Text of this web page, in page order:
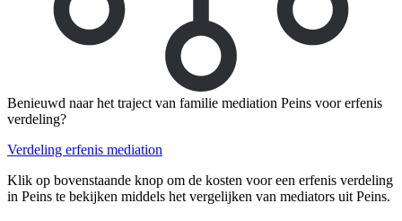
Benieuwd naar het traject van familie mediation Peins voor erfenis
verdeling?
Verdeling erfenis mediation
Klik op bovenstaande knop om de kosten voor een erfenis verdeling
in Peins te bekijken middels het vergelijken van mediators uit Peins.